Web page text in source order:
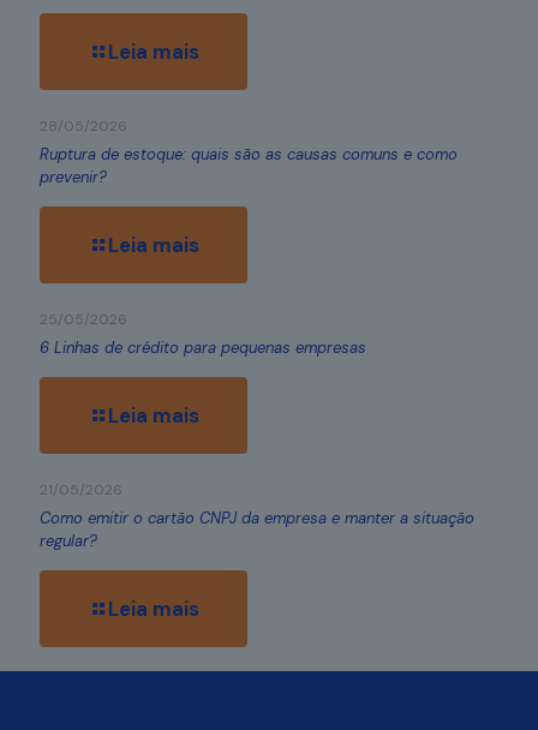
Leia mais
28/05/2026
Ruptura de estoque: quais são as causas comuns e como
prevenir?
Leia mais
25/05/2026
6 Linhas de crédito para pequenas empresas
Leia mais
21/05/2026
Como emitir o cartão CNPJ da empresa e manter a situação
regular?
Leia mais